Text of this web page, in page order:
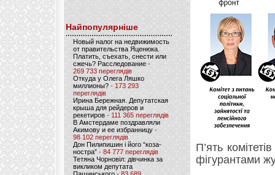
Найпопулярніше
Новый налог на недвижимость
от правительства Яценюка.
Платить, съехать, снести или
сжечь? Расследование-
269 733 переглядів
Откуда у Олега Ляшко
миллионы? - 173 293
переглядів
Ирина Бережная. Депутатская
крыша для рейдеров и
рекетиров - 111 365 переглядів
В Амстердаме поздравляли
Акимову и ее избранницу -
98 102 переглядів
Дон Пилипишин і його “коза-
ностра” - 84 777 переглядів
Тетяна Чорновіл: дівчинка за
викликом депутата
П’ять
фігурантами